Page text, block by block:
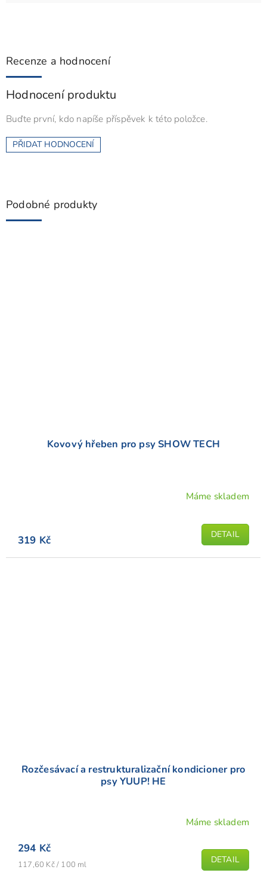
Recenze a hodnocení
Hodnocení produktu
Buďte první, kdo napíše příspěvek k této položce.
PŘIDAT HODNOCENÍ
Podobné produkty
Kovový hřeben pro psy SHOW TECH
Máme skladem
319 Kč DETAIL
Rozčesávací a restrukturalizační kondicioner pro
psy YUUP! HE
produktu
je
Máme skladem
294 Kč
Měrná
117,60 Kč / 100 ml DETAIL